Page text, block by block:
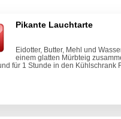
Pikante Lauchtarte
Eidotter, Butter, Mehl und
einem glatten Mürbteig
für 1 Stunde in den Kühlschrank